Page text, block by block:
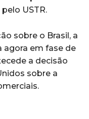
USTR.
sobre o Brasil, a
agora em fase de
a decisão
sobre a